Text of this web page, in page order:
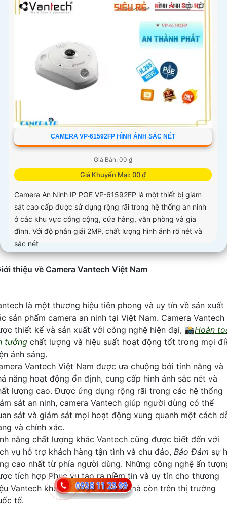
CAMERA VP-61592FP HÌNH ẢNH SẮC NÉT
Giá Bán: 00 ₫
Giá Khuyến Mại: 00 ₫
Camera An Ninh IP POE VP-61592FP là một thiết bị giám
sát cao cấp được sử dụng rộng rãi trong hệ thống an ninh
ở các khu vực công cộng, cửa hàng, văn phòng và gia
đình. Với độ phân giải 2MP, chất lượng hình ảnh rõ nét và
sắc nét
thiệu về Camera Vantech Việt Nam
là một thương hiệu tiên phong và uy tín về sản xuất
sản phẩm camera an ninh tại Việt Nam. Camera Vantech
thiết kế và sản xuất với công nghệ hiện đại, 📸Hoàn
tưởng chất lượng và hiệu suất hoạt động tốt trong mọi
ánh sáng.
Vantech Việt Nam được ưa chuộng bởi tính năng và
năng hoạt động ổn định, cung cấp hình ảnh sắc nét và
lượng cao. Được ứng dụng rộng rãi trong các hệ thống
sát an ninh, camera Vantech giúp người dùng có thể
sát và giám sát mọi hoạt động xung quanh một cách
và chính xác.
năng chất lượng khác Vantech cũng được biết đến với
vụ hỗ trợ khách hàng tận tình và chu đáo, Bảo Đảm sự
cao nhất từ phía người dùng. Những công nghệ ấn
tích hợp Phục vụ tạo ra niềm tin và uy tín cho thương
Vantech không chỉ trong nước mà còn trên thị trường
tế.